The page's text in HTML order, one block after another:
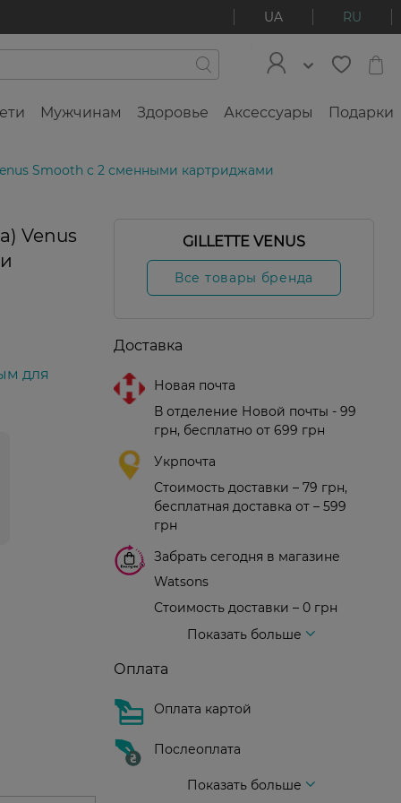
UA RU
Мужчинам Здоровье Аксессуары Подарки
Smooth с 2 сменными картриджами
Venus
для
GILLETTE VENUS
Все товары бренда
Доставка
Новая почта
В отделение Новой почты - 99
грн, бесплатно от 699 грн
Укрпочта
Стоимость доставки – 79 грн,
бесплатная доставка от – 599
грн
Забрать сегодня в магазине
Watsons
Стоимость доставки – 0 грн
Показать больше
Оплата
Оплата картой
Послеоплата
Показать больше